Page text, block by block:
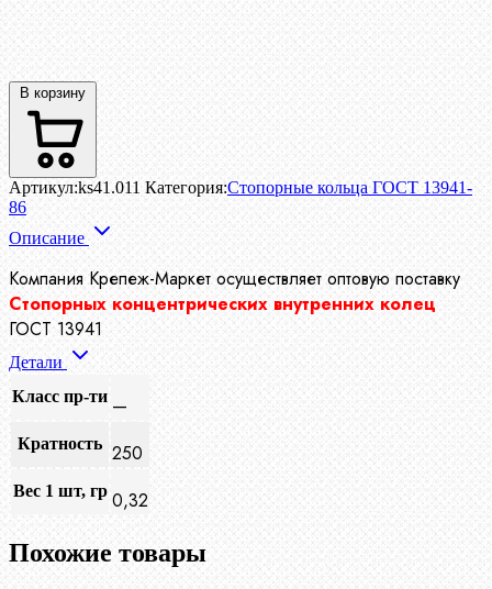
В корзину
Артикул:ks41.011 Категория:Стопорные кольца ГОСТ 13941-
86
Описание
Компания Крепеж-Маркет осуществляет оптовую поставку
Стопорных концентрических внутренних колец
ГОСТ 13941
Детали
Класс пр-ти —
Кратность 250
Вес 1 шт, гр 0,32
Похожие товары